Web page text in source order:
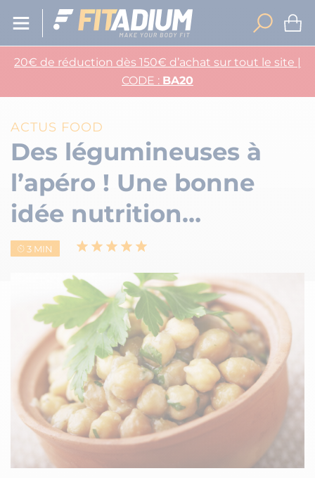
20€ de réduction dès 150€ d’achat sur tout le site |
CODE : BA20
ACTUS FOOD
Des légumineuses à
l’apéro ! Une bonne
idée nutrition…
3 MIN